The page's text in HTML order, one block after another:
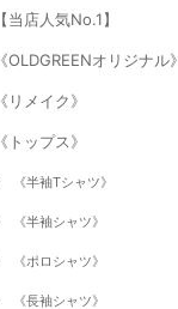
【当店人気No.1】
《OLDGREENオリジナル》
《リメイク》
《トップス》
《半袖Tシャツ》
《半袖シャツ》
《ポロシャツ》
《長袖シャツ》